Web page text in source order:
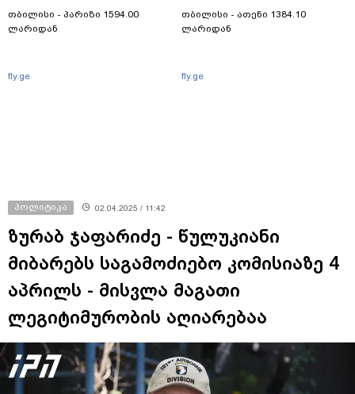
თბილისი - პარიზი 1594.00
ლარიდან
fly.ge
თბილისი - ათენი 1384.10
ლარიდან
fly.ge
პოლიტიკა 02.04.2025 / 11:42
ზურაბ ჯაფარიძე - წულუკიანი
მიბარებს საგამოძიებო კომისიაზე 4
აპრილს - მისვლა მაგათი
ლეგიტიმურობის აღიარებაა